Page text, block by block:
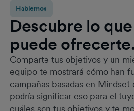
Hablemos
Descubre lo
puede ofrecerte.
Comparte tus objetivos y un
equipo te mostrará cómo han
campañas basadas en
podría significar eso para el
cuáles son tus objetivos y te